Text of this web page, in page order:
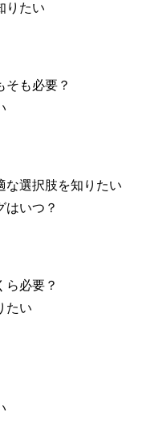
りたい
そも必要？
な選択肢を知りたい
はいつ？
ら必要？
たい